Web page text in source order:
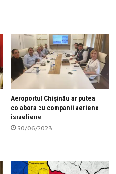
Aeroportul Chișinău ar putea
colabora cu companii aeriene
israeliene
30/06/2023